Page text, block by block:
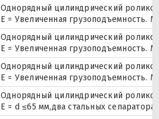
Однорядный цилиндрический
E = Увеличенная грузоподъемность.
Однорядный цилиндрический
E = Увеличенная грузоподъемность.
Однорядный цилиндрический
E = Увеличенная грузоподъемность.
Однорядный цилиндрический
E = d ≤65 мм,два стальных